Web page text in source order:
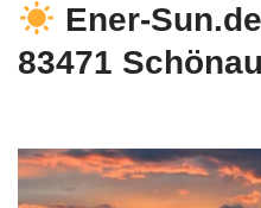
Ener-
83471